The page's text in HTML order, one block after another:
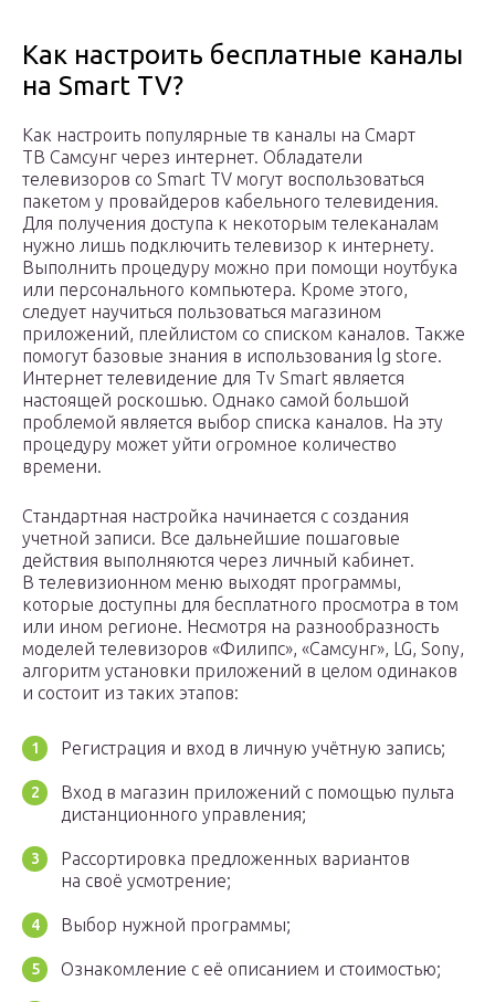
Как настроить бесплатные каналы
на Smart TV?
Как настроить популярные тв каналы на Смарт
ТВ Самсунг через интернет. Обладатели
телевизоров со Smart TV могут воспользоваться
пакетом у провайдеров кабельного телевидения.
Для получения доступа к некоторым телеканалам
нужно лишь подключить телевизор к интернету.
Выполнить процедуру можно при помощи ноутбука
или персонального компьютера. Кроме этого,
следует научиться пользоваться магазином
приложений, плейлистом со списком каналов. Также
помогут базовые знания в использования lg store.
Интернет телевидение для Tv Smart является
настоящей роскошью. Однако самой большой
проблемой является выбор списка каналов. На эту
процедуру может уйти огромное количество
времени.
Стандартная настройка начинается с создания
учетной записи. Все дальнейшие пошаговые
действия выполняются через личный кабинет.
В телевизионном меню выходят программы,
которые доступны для бесплатного просмотра в том
или ином регионе. Несмотря на разнообразность
моделей телевизоров «Филипс», «Самсунг», LG, Sony,
алгоритм установки приложений в целом одинаков
и состоит из таких этапов:
Регистрация и вход в личную учётную запись;
Вход в магазин приложений с помощью пульта
дистанционного управления;
Рассортировка предложенных вариантов
на своё усмотрение;
Выбор нужной программы;
Ознакомление с её описанием и стоимостью;